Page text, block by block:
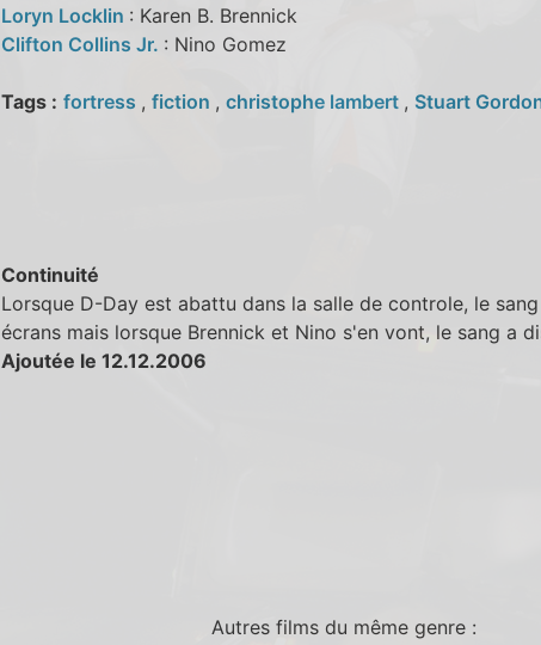
Loryn Locklin : Karen B. Brennick
Clifton Collins Jr. : Nino Gomez
Tags : fortress , fiction , christophe lambert , Stuart
Continuité
Lorsque D-Day est abattu dans la salle de controle, le
écrans mais lorsque Brennick et Nino s'en vont, le sang a
Ajoutée le 12.12.2006
Autres films du même genre :